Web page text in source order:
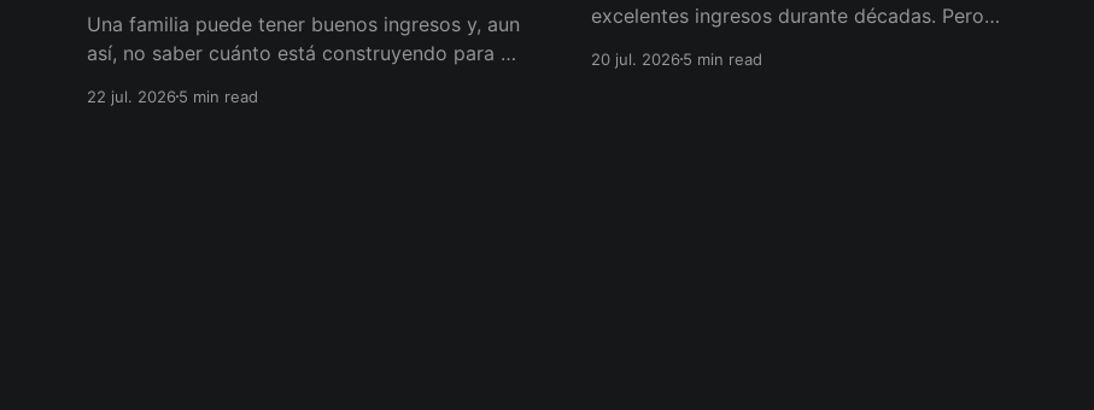
Una familia puede tener buenos ingresos y, aun
así, no saber cuánto está construyendo para el
más, sino en darle a cada parte del ingreso un
22 jul. 20265 min read
excelentes ingresos durante décadas. Pero
también pueden hacerlo. La pregunta no es
20 jul. 20265 min read